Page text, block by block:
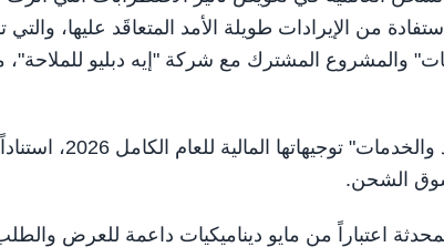
والمشروع المشترك مع شركة "إيه دبليو للملاحة"،
الشحن.
اعتباراً من مايو ديناميكيات داعمة للعرض